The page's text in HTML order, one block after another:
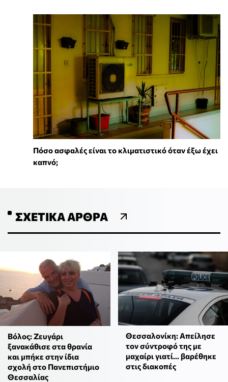
Πόσο ασφαλές είναι το κλιματιστικό όταν έξω έχει
καπνό;
ΣΧΕΤΙΚΆ ΆΡΘΡΑ
Βόλος: Ζευγάρι
ξανακάθισε στα θρανία
και μπήκε στην ίδια
σχολή στο Πανεπιστήμιο
Θεσσαλίας
Θεσσαλονίκη: Απείλησε
τον σύντροφό της με
μαχαίρι γιατί... βαρέθηκε
στις διακοπές